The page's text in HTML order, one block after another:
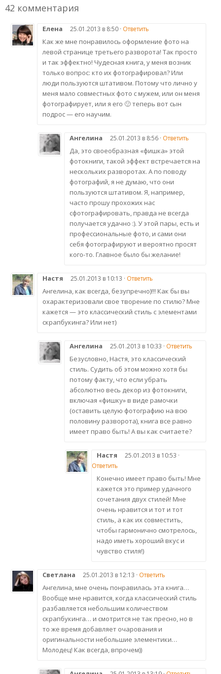
42 комментария
Елена 25.01.2013 в 8:50 · Ответить
Как же мне понравилось оформление фото на
левой странице третьего разворота! Так просто
и так эффектно! Чудесная книга, у меня возник
только вопрос: кто их фотографировал? Или
люди пользуются штативом. Потому что лично у
меня мало совместных фото с мужем, или он меня
фотографирует, или я его 🙂 теперь вот сын
подрос — его научим.
Ангелина 25.01.2013 в 8:56 · Ответить
Да, это своеобразная «фишка» этой
фотокниги, такой эффект встречается на
нескольких разворотах. А по поводу
фотографий, я не думаю, что они
пользуются штативом. Я, например,
часто прошу прохожих нас
сфотографировать, правда не всегда
получается удачно :). У этой пары, есть и
профессиональные фото, и сами они
себя фотографируют и вероятно просят
кого-то. Главное было бы желание!
Настя 25.01.2013 в 10:13 · Ответить
Ангелина, как всегда, безупречно)!!! Как бы вы
охарактеризовали свое творение по стилю? Мне
кажется — это классический стиль с элементами
скрапбукинга? Или нет)
Ангелина 25.01.2013 в 10:33 · Ответить
Безусловно, Настя, это классический
стиль. Судить об этом можно хотя бы
потому факту, что если убрать
абсолютно весь декор из фотокниги,
включая «фишку» в виде рамочки
(оставить целую фотографию на всю
половину разворота), книга все равно
имеет право быть! А вы как считаете?
Настя
25.01.2013 в 10:53 ·
Ответить
Конечно имеет право быть! Мне
кажется это пример удачного
сочетания двух стилей! Мне
очень нравится и тот и тот
стиль, а как их совместить,
чтобы гармонично смотрелось,
надо иметь хороший вкус и
чувство стиля!)
Светлана 25.01.2013 в 12:13 · Ответить
Ангелина, мне очень понравилась эта книга…
Вообще мне нравится, когда классический стиль
разбавляется небольшим количеством
скрапбукинга… и смотрится не так пресно, но в
то же время добавляет очарования и
оригинальности небольшие элементики…
Молодец! Как всегда, впрочем))